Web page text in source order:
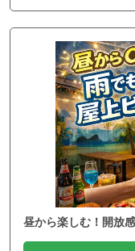
昼から楽しむ！開放